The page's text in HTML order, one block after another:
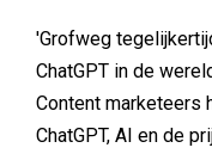
'Grofweg
ChatGPT in de
Content marketeers
ChatGPT, AI en de